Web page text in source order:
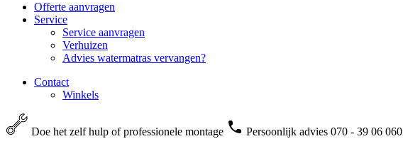
Offerte aanvragen
Service
Service aanvragen
Verhuizen
Advies watermatras vervangen?
Contact
Winkels
Doe het zelf hulp of professionele montage Persoonlijk advies 070 - 39 06 060